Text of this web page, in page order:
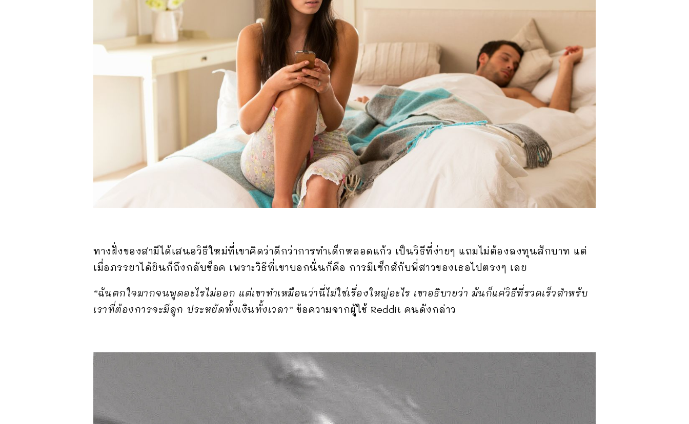
ทางฝั่งของสามีได้เสนอวิธีใหม่ที่เขาคิดว่าดีกว่าการทำเด็กหลอดแก้ว เป็นวิธีที่ง่ายๆ แถมไม่ต้องลงทุนสักบาท แต่
เมื่อภรรยาได้ยินก็ถึงกลับช็อค เพราะวิธีที่เขาบอกนั่นก็คือ การมีเซ็กส์กับพี่สาวของเธอไปตรงๆ เลย
“ฉันตกใจมากจนพูดอะไรไม่ออก แต่เขาทำเหมือนว่านี่ไม่ใช่เรื่องใหญ่อะไร เขาอธิบายว่า มันก็แค่วิธีที่รวดเร็วสำหรับ
เราที่ต้องการจะมีลูก ประหยัดทั้งเงินทั้งเวลา” ข้อความจากผู้ใช้ Reddit คนดังกล่าว